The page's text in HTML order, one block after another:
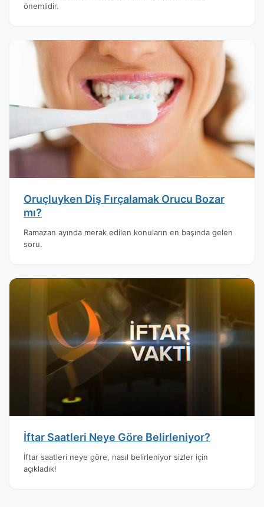
önemlidir.
Oruçluyken Diş Fırçalamak Orucu Bozar
mı?
Ramazan ayında merak edilen konuların en başında gelen
soru.
İftar Saatleri Neye Göre Belirleniyor?
İftar saatleri neye göre, nasıl belirleniyor sizler için
açıkladık!